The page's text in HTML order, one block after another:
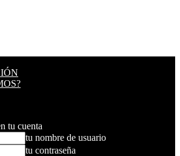
tu cuenta
tu nombre de usuario
tu contraseña